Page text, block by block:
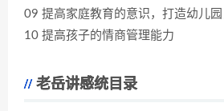
09 提高家庭教育的意识，打造幼儿
10 提高孩子的情商管理能力
老岳讲感统目录